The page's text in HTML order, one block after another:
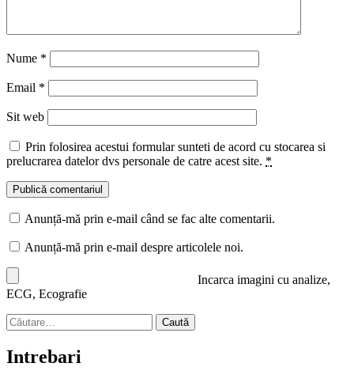
Nume *
Email *
Sit web
Prin folosirea acestui formular sunteti de acord cu stocarea si
prelucrarea datelor dvs personale de catre acest site. *
Anunță-mă prin e-mail când se fac alte comentarii.
Anunță-mă prin e-mail despre articolele noi.
Incarca imagini cu analize,
ECG, Ecografie
Caută
după:
Intrebari